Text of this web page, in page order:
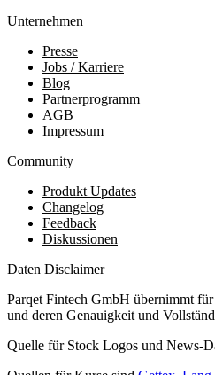
Unternehmen
Presse
Jobs / Karriere
Blog
Partnerprogramm
AGB
Impressum
Community
Produkt Updates
Changelog
Feedback
Diskussionen
Daten Disclaimer
Parqet Fintech GmbH übernimmt
und deren Genauigkeit und
Quelle für Stock Logos und News-